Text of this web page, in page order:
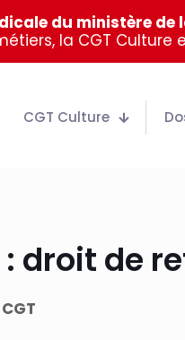
du ministère de
la CGT Culture
CGT Culture
droit de